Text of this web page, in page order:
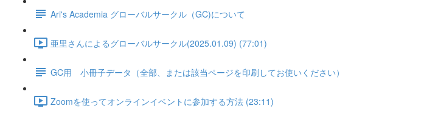
Ari's Academia グローバルサークル（GC)について
亜里さんによるグローバルサークル(2025.01.09) (77:01)
GC用 小冊子データ（全部、または該当ページを印刷してお使いください）
Zoomを使ってオンラインイベントに参加する方法 (23:11)